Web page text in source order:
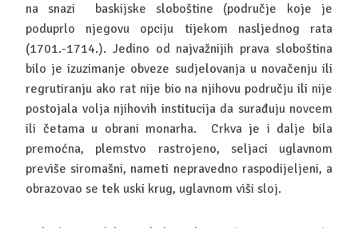
na snazi baskijske sloboštine (područje koje je
poduprlo njegovu opciju tijekom nasljednog rata
(1701.-1714.). Jedino od najvažnijih prava sloboština
bilo je izuzimanje obveze sudjelovanja u novačenju ili
regrutiranju ako rat nije bio na njihovu području ili nije
postojala volja njihovih institucija da surađuju novcem
ili četama u obrani monarha. Crkva je i dalje bila
premoćna, plemstvo rastrojeno, seljaci uglavnom
previše siromašni, nameti nepravedno raspodijeljeni, a
obrazovao se tek uski krug, uglavnom viši sloj.